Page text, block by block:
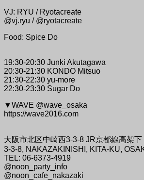
VJ: RYU / Ryotacreate
@vj.ryu / @ryotacreate
Food: Spice Do
19:30-20:30 Junki Akutagawa
20:30-21:30 KONDO Mitsuo
21:30-22:30 yu-more
22:30-23:30 Sugar Do
▼WAVE @wave_osaka
https://wave2016.com
大阪市北区中崎西3-3-8 JR京都線高架下
3-3-8, NAKAZAKINISHI, KITA-KU,
TEL: 06-6373-4919
@noon_party_info
@noon_cafe_nakazaki